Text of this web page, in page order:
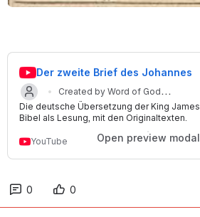
Der zweite Brief des Johannes
Created by Word of God
International
Updated on 18 Dec 2024
Die deutsche Übersetzung der King James
Bibel als Lesung, mit den Originaltexten.
YouTube Open preview modal
0 0